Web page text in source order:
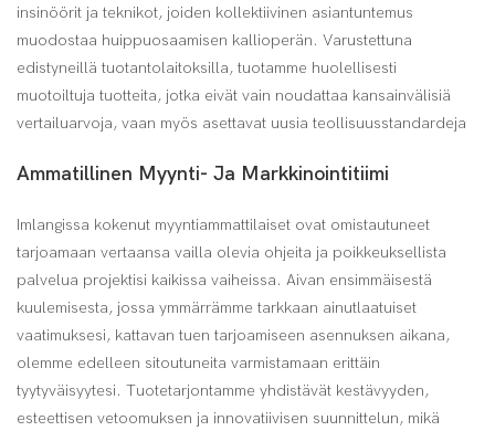
insinöörit ja teknikot, joiden kollektiivinen asiantuntemus
muodostaa huippuosaamisen kallioperän. Varustettuna
edistyneillä tuotantolaitoksilla, tuotamme huolellisesti
muotoiltuja tuotteita, jotka eivät vain noudattaa kansainvälisiä
vertailuarvoja, vaan myös asettavat uusia teollisuusstandardeja
Ammatillinen Myynti- Ja Markkinointitiimi
Imlangissa kokenut myyntiammattilaiset ovat omistautuneet
tarjoamaan vertaansa vailla olevia ohjeita ja poikkeuksellista
palvelua projektisi kaikissa vaiheissa. Aivan ensimmäisestä
kuulemisesta, jossa ymmärrämme tarkkaan ainutlaatuiset
vaatimuksesi, kattavan tuen tarjoamiseen asennuksen aikana,
olemme edelleen sitoutuneita varmistamaan erittäin
tyytyväisyytesi. Tuotetarjontamme yhdistävät kestävyyden,
esteettisen vetoomuksen ja innovatiivisen suunnittelun, mikä